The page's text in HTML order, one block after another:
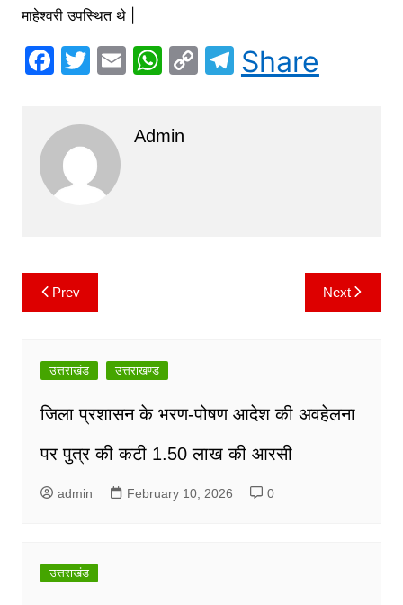
माहेश्वरी उपस्थित थे |
F
c
e
b
o
T
itt
er
E W
s
C T
el
Share
Admin
Post
navigation
Prev Next
उत्तराखंड उत्तराखण्ड
जिला प्रशासन के भरण-पोषण आदेश की अवहेलना
पर पुत्र की कटी 1.50 लाख की आरसी
admin February 10, 2026 0
उत्तराखंड